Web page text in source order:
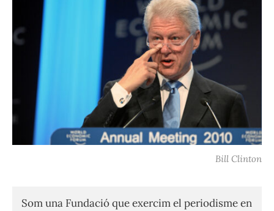
Bill Clinton
Som una Fundació que exercim el periodisme en